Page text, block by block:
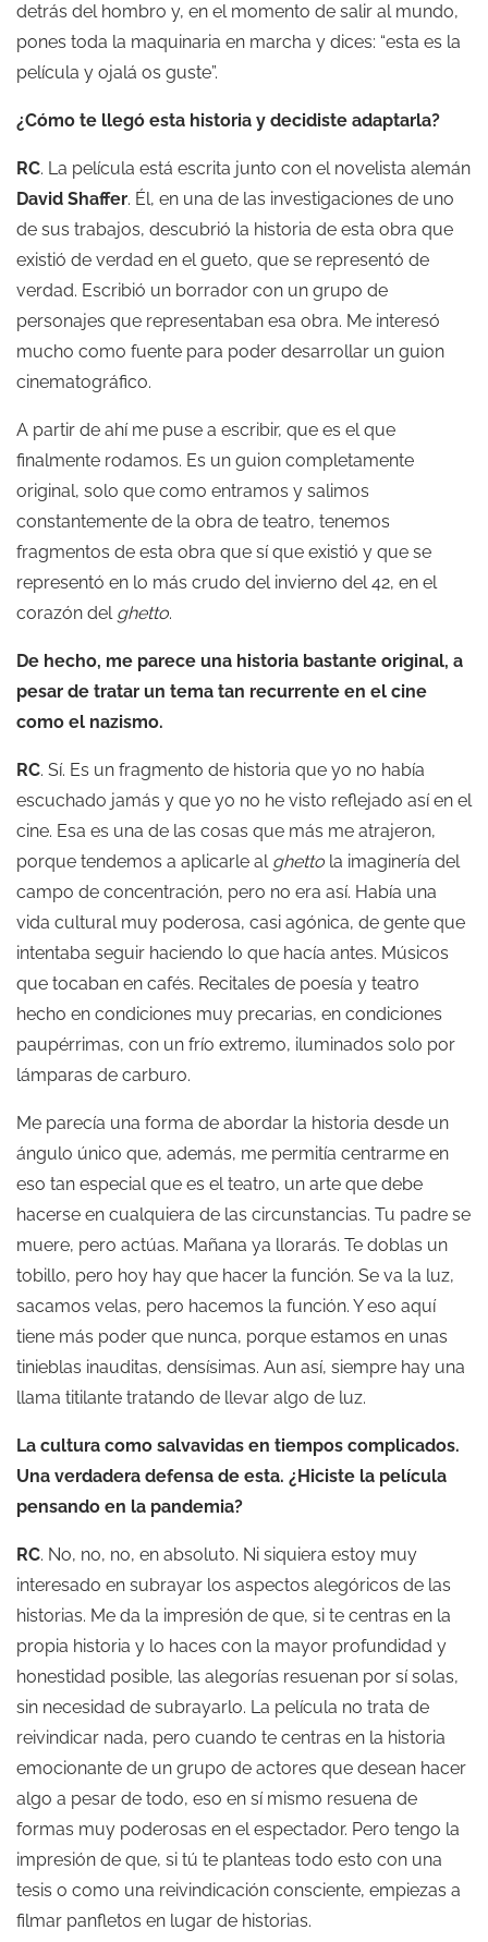
detrás del hombro y, en el momento de salir al mundo,
pones toda la maquinaria en marcha y dices: “esta es la
película y ojalá os guste”.
¿Cómo te llegó esta historia y decidiste adaptarla?
RC. La película está escrita junto con el novelista alemán
David Shaffer. Él, en una de las investigaciones de uno
de sus trabajos, descubrió la historia de esta obra que
existió de verdad en el gueto, que se representó de
verdad. Escribió un borrador con un grupo de
personajes que representaban esa obra. Me interesó
mucho como fuente para poder desarrollar un guion
cinematográfico.
A partir de ahí me puse a escribir, que es el que
finalmente rodamos. Es un guion completamente
original, solo que como entramos y salimos
constantemente de la obra de teatro, tenemos
fragmentos de esta obra que sí que existió y que se
representó en lo más crudo del invierno del 42, en el
corazón del ghetto.
De hecho, me parece una historia bastante original, a
pesar de tratar un tema tan recurrente en el cine
como el nazismo.
RC. Sí. Es un fragmento de historia que yo no había
escuchado jamás y que yo no he visto reflejado así en el
cine. Esa es una de las cosas que más me atrajeron,
porque tendemos a aplicarle al ghetto la imaginería del
campo de concentración, pero no era así. Había una
vida cultural muy poderosa, casi agónica, de gente que
intentaba seguir haciendo lo que hacía antes. Músicos
que tocaban en cafés. Recitales de poesía y teatro
hecho en condiciones muy precarias, en condiciones
paupérrimas, con un frío extremo, iluminados solo por
lámparas de carburo.
Me parecía una forma de abordar la historia desde un
ángulo único que, además, me permitía centrarme en
eso tan especial que es el teatro, un arte que debe
hacerse en cualquiera de las circunstancias. Tu padre se
muere, pero actúas. Mañana ya llorarás. Te doblas un
tobillo, pero hoy hay que hacer la función. Se va la luz,
sacamos velas, pero hacemos la función. Y eso aquí
tiene más poder que nunca, porque estamos en unas
tinieblas inauditas, densísimas. Aun así, siempre hay una
llama titilante tratando de llevar algo de luz.
La cultura como salvavidas en tiempos complicados.
Una verdadera defensa de esta. ¿Hiciste la película
pensando en la pandemia?
RC. No, no, no, en absoluto. Ni siquiera estoy muy
interesado en subrayar los aspectos alegóricos de las
historias. Me da la impresión de que, si te centras en la
propia historia y lo haces con la mayor profundidad y
honestidad posible, las alegorías resuenan por sí solas,
sin necesidad de subrayarlo. La película no trata de
reivindicar nada, pero cuando te centras en la historia
emocionante de un grupo de actores que desean hacer
algo a pesar de todo, eso en sí mismo resuena de
formas muy poderosas en el espectador. Pero tengo la
impresión de que, si tú te planteas todo esto con una
tesis o como una reivindicación consciente, empiezas a
filmar panfletos en lugar de historias.